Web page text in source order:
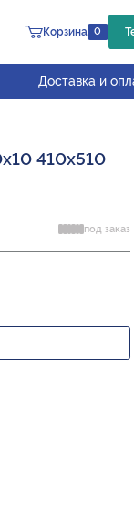
Корзина 0
Доставка и
410х510
под заказ